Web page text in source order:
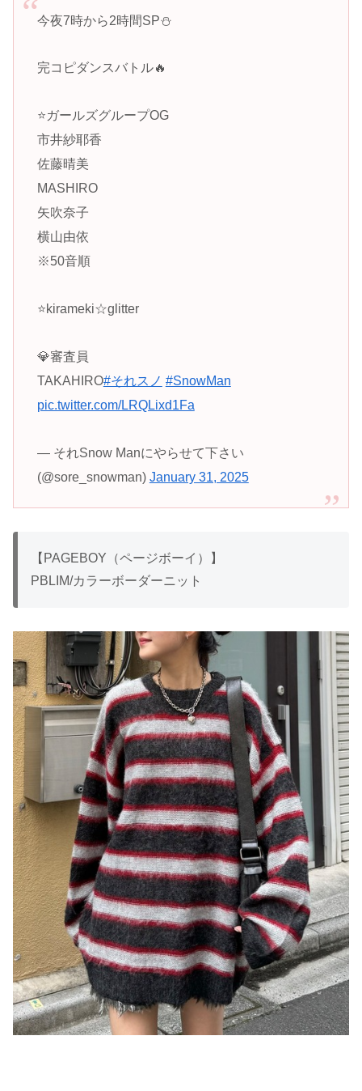
今夜7時から2時間SP⛄️
完コピダンスバトル🔥
⭐️ガールズグループOG
市井紗耶香
佐藤晴美
MASHIRO
矢吹奈子
横山由依
※50音順
⭐️kirameki☆glitter
💎審査員
TAKAHIRO#それスノ #SnowMan
pic.twitter.com/LRQLixd1Fa
— それSnow Manにやらせて下さい
(@sore_snowman) January 31, 2025
【PAGEBOY（ページボーイ）】
PBLIM/カラーボーダーニット